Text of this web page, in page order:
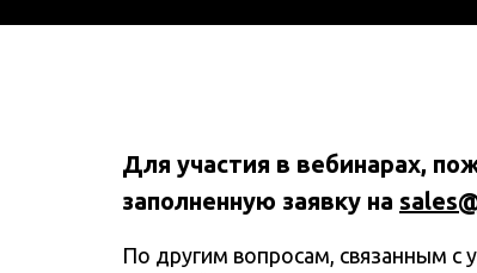
Для участия в вебинарах,
заполненную заявку на
По другим вопросам, связанным с